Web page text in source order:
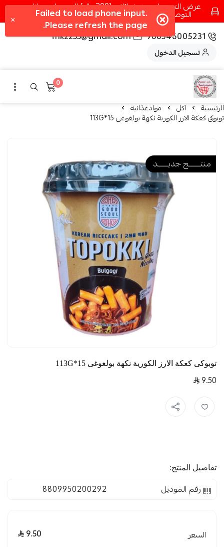
عرض التوصيل عند شرائك بـ{200ريال} التوصيل مجانا
التوصيل في مكه فقط كل اسبوع اصناف جديدة
966546005231
fhk2255@gmail.com
تسجيل الدخول
0
الرئيسية اكل موادغذائيه
توبوكى كعكة الارز الكورية نكهة بولغوغى 15*113G
منتــــــــج جديـــــــد
توبوكى كعكة الارز الكورية نكهة بولغوغى 15*113G
9.50
تفاصيل المنتج:
رقم الموديل 8809950200292
السعر 9.50